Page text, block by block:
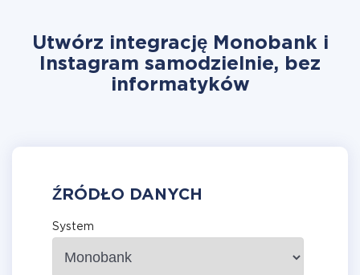
Utwórz integrację Monobank i
Instagram samodzielnie, bez
informatyków
ŹRÓDŁO DANYCH
System